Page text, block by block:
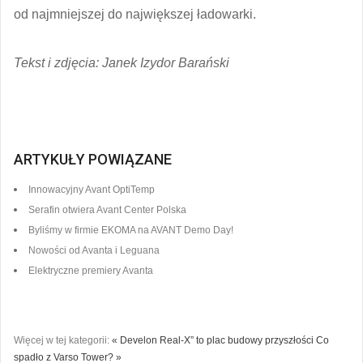
od najmniejszej do największej ładowarki.
Tekst i zdjęcia: Janek Izydor Barański
ARTYKUŁY POWIĄZANE
Innowacyjny Avant OptiTemp
Serafin otwiera Avant Center Polska
Byliśmy w firmie EKOMA na AVANT Demo Day!
Nowości od Avanta i Leguana
Elektryczne premiery Avanta
Więcej w tej kategorii: « Develon Real-X” to plac budowy przyszłości Co
spadło z Varso Tower? »